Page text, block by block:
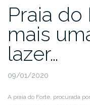
Praia
mais
lazer…
09/01/2020
A praia do Forte, procurada